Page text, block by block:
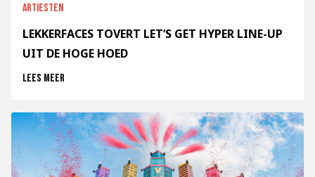
Artiesten
LEKKERFACES TOVERT LET’S GET HYPER LINE-UP
UIT DE HOGE HOED
Lees meer